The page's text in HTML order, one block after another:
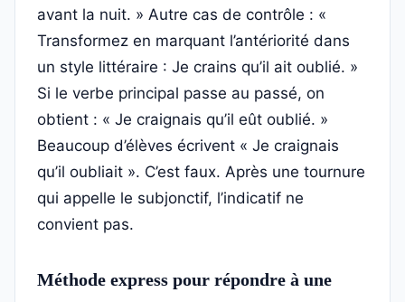
avant la nuit. » Autre cas de contrôle : «
Transformez en marquant l’antériorité dans
un style littéraire : Je crains qu’il ait oublié. »
Si le verbe principal passe au passé, on
obtient : « Je craignais qu’il eût oublié. »
Beaucoup d’élèves écrivent « Je craignais
qu’il oubliait ». C’est faux. Après une tournure
qui appelle le subjonctif, l’indicatif ne
convient pas.
Méthode express pour répondre à une